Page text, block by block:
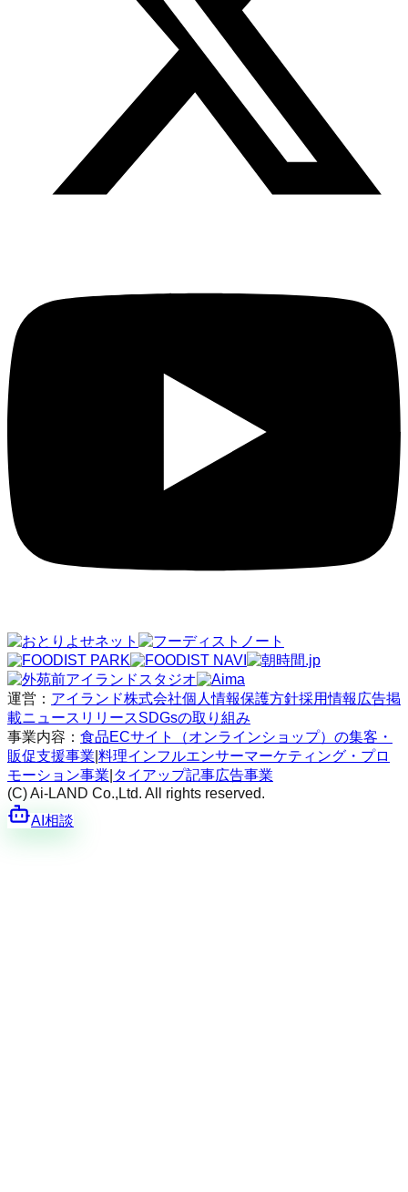
運営： アイランド株式会社個人情報保護方針採用情報 広告掲
載ニュースリリースSDGsの取り組み
事業内容： 食品ECサイト（オンラインショップ）の集客・
販促支援事業 料理インフルエンサーマーケティング・プロ
モーション事業 タイアップ記事広告事業
(C) Ai-LAND Co.,Ltd. All rights reserved.
AI相談